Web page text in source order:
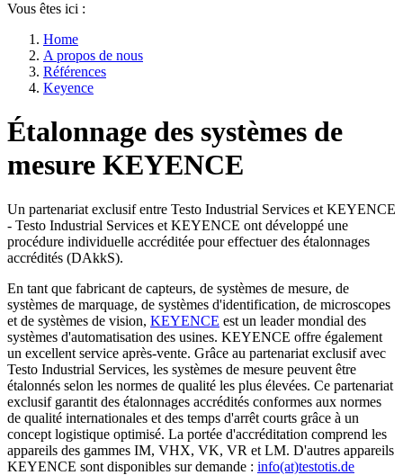
Vous êtes ici :
Home
A propos de nous
Références
Keyence
Étalonnage des systèmes de
mesure KEYENCE
Un partenariat exclusif entre Testo Industrial Services et KEYENCE
- Testo Industrial Services et KEYENCE ont développé une
procédure individuelle accréditée pour effectuer des étalonnages
accrédités (DAkkS).
En tant que fabricant de capteurs, de systèmes de mesure, de
systèmes de marquage, de systèmes d'identification, de microscopes
et de systèmes de vision, KEYENCE est un leader mondial des
systèmes d'automatisation des usines. KEYENCE offre également
un excellent service après-vente. Grâce au partenariat exclusif avec
Testo Industrial Services, les systèmes de mesure peuvent être
étalonnés selon les normes de qualité les plus élevées. Ce partenariat
exclusif garantit des étalonnages accrédités conformes aux normes
de qualité internationales et des temps d'arrêt courts grâce à un
concept logistique optimisé. La portée d'accréditation comprend les
appareils des gammes IM, VHX, VK, VR et LM. D'autres appareils
KEYENCE sont disponibles sur demande : info(at)testotis.de